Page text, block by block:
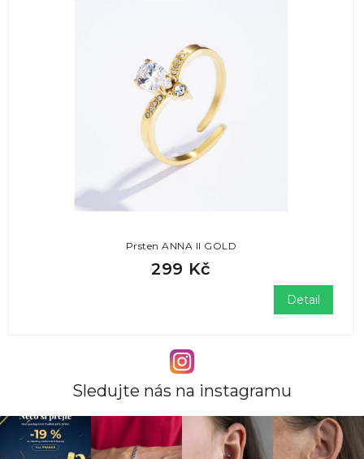
Prsten ANNA II GOLD
299 Kč
Detail
Sledujte nás na instagramu